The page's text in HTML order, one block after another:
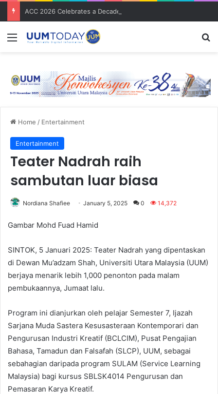
Menu
Home / Entertainment
Entertainment
Teater Nadrah raih
sambutan luar biasa
Nordiana Shafiee January 5, 2025 0 14,372
Gambar Mohd Fuad Hamid
SINTOK, 5 Januari 2025: Teater Nadrah yang dipentaskan
di Dewan Mu’adzam Shah, Universiti Utara Malaysia (UUM)
berjaya menarik lebih 1,000 penonton pada malam
pembukaannya, Jumaat lalu.
Program ini dianjurkan oleh pelajar Semester 7, Ijazah
Sarjana Muda Sastera Kesusasteraan Kontemporari dan
Pengurusan Industri Kreatif (BCLCIM), Pusat Pengajian
Bahasa, Tamadun dan Falsafah (SLCP), UUM, sebagai
sebahagian daripada program SULAM (Service Learning
Malaysia) bagi kursus SBLSK4014 Pengurusan dan
Pemasaran Karya Kreatif.